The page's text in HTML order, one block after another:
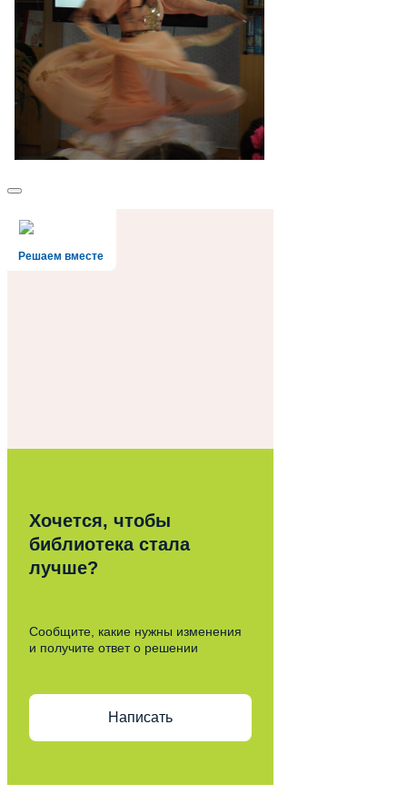
Решаем вместе
Хочется, чтобы
библиотека стала
лучше?
Сообщите, какие нужны изменения
и получите ответ о решении
Написать